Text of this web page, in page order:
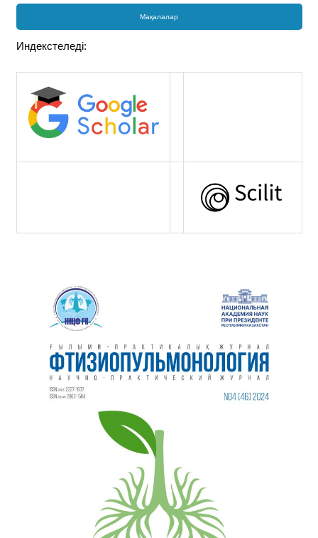
Мақалалар
Индекстеледі: